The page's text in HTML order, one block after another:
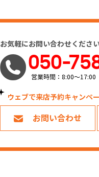
お気軽にお問い合わせくださ
050-
営業時間：8:00～
ウェブで来店予約キャンペ
お問い合わせ